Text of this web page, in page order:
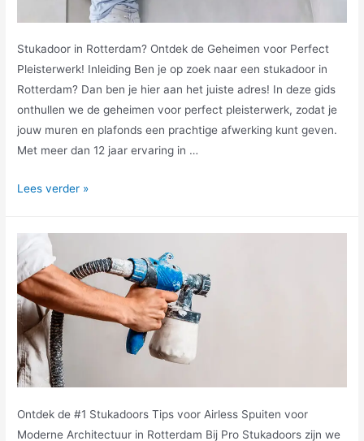
Stukadoor in Rotterdam? Ontdek de Geheimen voor Perfect
Pleisterwerk! Inleiding Ben je op zoek naar een stukadoor in
Rotterdam? Dan ben je hier aan het juiste adres! In deze gids
onthullen we de geheimen voor perfect pleisterwerk, zodat je
jouw muren en plafonds een prachtige afwerking kunt geven.
Met meer dan 12 jaar ervaring in …
Lees verder »
Ontdek de #1 Stukadoors Tips voor Airless Spuiten voor
Moderne Architectuur in Rotterdam Bij Pro Stukadoors zijn we